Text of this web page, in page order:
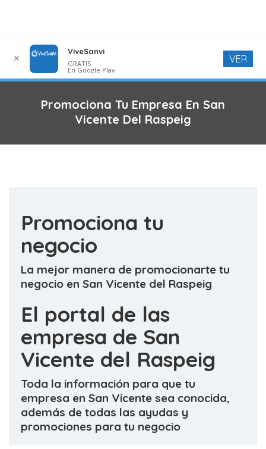
Promociona Tu Empresa En San
Vicente Del Raspeig
Promociona tu
negocio
La mejor manera de promocionarte tu
negocio en San Vicente del Raspeig
El portal de las
empresa de San
Vicente del Raspeig
Toda la información para que tu
empresa en San Vicente sea conocida,
además de todas las ayudas y
promociones para tu negocio
✕
ViveSanvi
GRATIS
En Google Play
VER